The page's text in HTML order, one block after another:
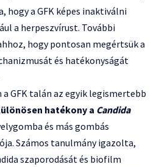
hogy a GFK képes inaktiválni
a herpeszvírust. További
hogy pontosan megértsük a
és hatékonyságát
GFK talán az egyik legismertebb
hatékony a Candida
és más gombás
Számos tanulmány igazolta,
szaporodását és biofilm